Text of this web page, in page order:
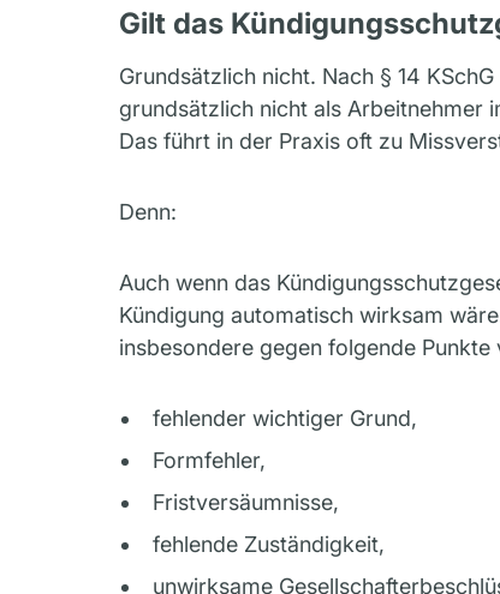
Gilt das
Grundsätzlich nicht. Nach § 14
grundsätzlich nicht als Arbeitnehmer
Das führt in der Praxis oft zu
Denn:
Auch wenn das
Kündigung automatisch wirksam
insbesondere gegen folgende Punkte
fehlender wichtiger Grund,
Formfehler,
Fristversäumnisse,
fehlende Zuständigkeit,
unwirksame